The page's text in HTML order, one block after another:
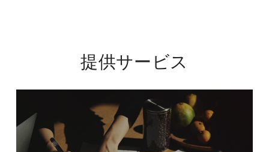
提供サービス